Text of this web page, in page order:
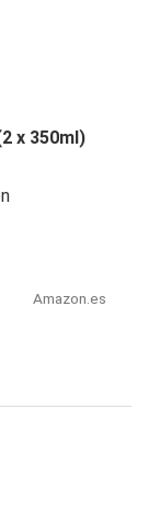
x 350ml)
Amazon.es